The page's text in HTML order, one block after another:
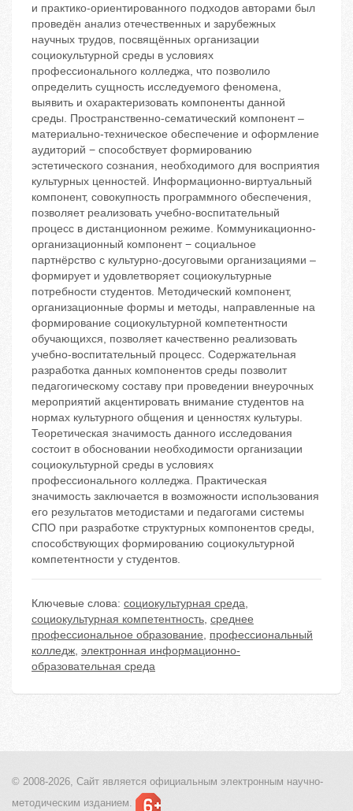
и практико-ориентированного подходов авторами был
проведён анализ отечественных и зарубежных
научных трудов, посвящённых организации
социокультурной среды в условиях
профессионального колледжа, что позволило
определить сущность исследуемого феномена,
выявить и охарактеризовать компоненты данной
среды. Пространственно-сематический компонент –
материально-техническое обеспечение и оформление
аудиторий − способствует формированию
эстетического сознания, необходимого для восприятия
культурных ценностей. Информационно-виртуальный
компонент, совокупность программного обеспечения,
позволяет реализовать учебно-воспитательный
процесс в дистанционном режиме. Коммуникационно-
организационный компонент − социальное
партнёрство с культурно-досуговыми организациями –
формирует и удовлетворяет социокультурные
потребности студентов. Методический компонент,
организационные формы и методы, направленные на
формирование социокультурной компетентности
обучающихся, позволяет качественно реализовать
учебно-воспитательный процесс. Содержательная
разработка данных компонентов среды позволит
педагогическому составу при проведении внеурочных
мероприятий акцентировать внимание студентов на
нормах культурного общения и ценностях культуры.
Теоретическая значимость данного исследования
состоит в обосновании необходимости организации
социокультурной среды в условиях
профессионального колледжа. Практическая
значимость заключается в возможности использования
его результатов методистами и педагогами системы
СПО при разработке структурных компонентов среды,
способствующих формированию социокультурной
компетентности у студентов.
Ключевые слова: социокультурная среда,
социокультурная компетентность, среднее
профессиональное образование, профессиональный
колледж, электронная информационно-
образовательная среда
© 2008-2026, Сайт является официальным электронным научно-
методическим изданием.